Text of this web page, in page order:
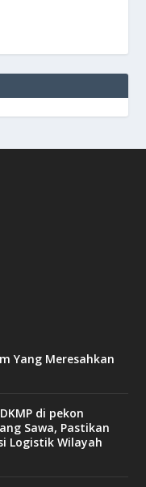
Yang Meresahkan
di pekon
Sawa, Pastikan
Logistik Wilayah